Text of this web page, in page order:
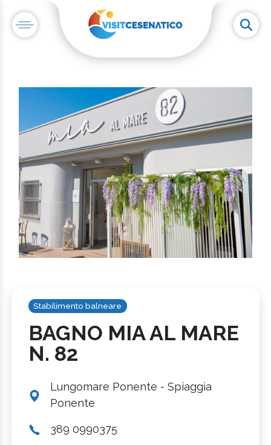
Stabilimento balneare
BAGNO MIA AL MARE
N. 82
Lungomare Ponente - Spiaggia
Ponente
389 0990375